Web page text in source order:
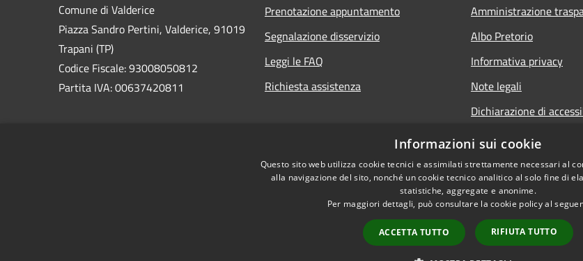
Comune di Valderice
Piazza Sandro Pertini, Valderice, 91019
Trapani (TP)
Codice Fiscale: 93008050812
Partita IVA: 00637420811
Prenotazione appuntamento
Segnalazione disservizio
Leggi le FAQ
Richiesta assistenza
Amministrazione
Albo Pretorio
Informativa privacy
Note legali
Dichiarazione di
Informativa Privacy
Informazioni sui cookie
Questo sito web utilizza cookie tecnici e assimilati strettamente necessari al
alla navigazione del sito, nonché un cookie tecnico analitico al solo fine di
statistiche, aggregate e anonime.
Per maggiori dettagli, può consultare la cookie policy al
ACCETTA TUTTO RIFIUTA TUTTO